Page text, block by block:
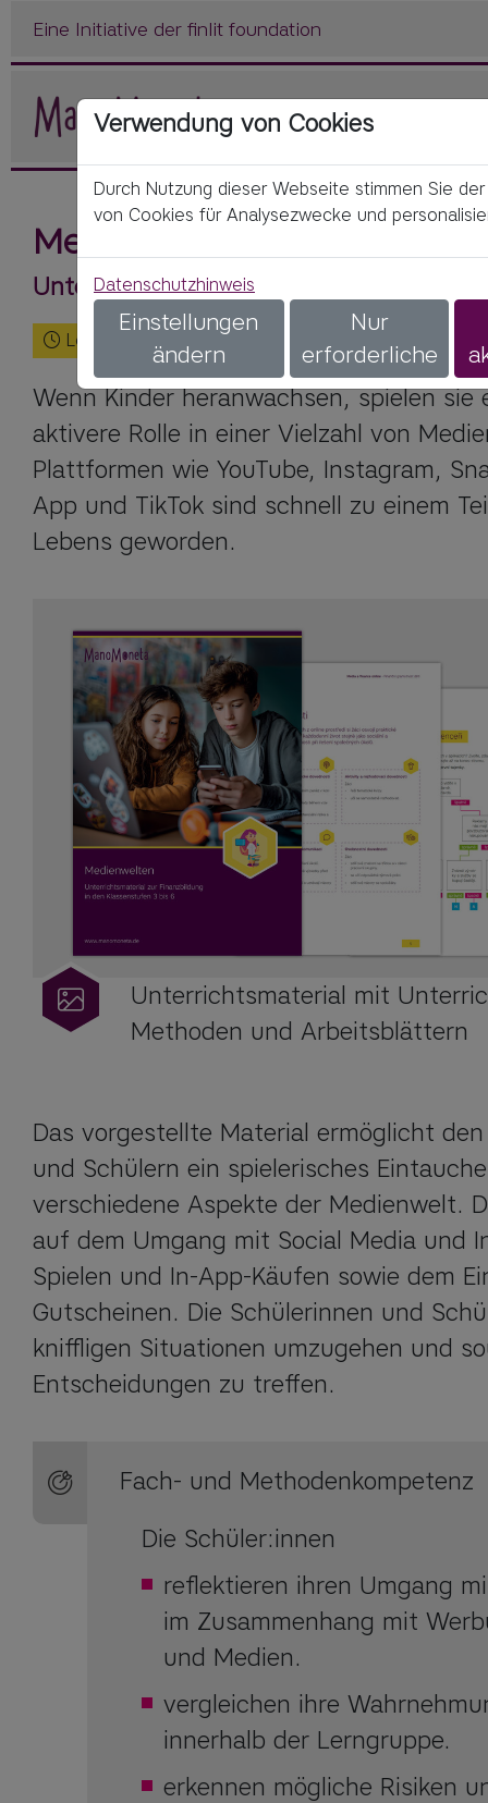
Eine Initiative der finlit foundation
Medienwelten
Unterrichtsmaterial für 90 Minuten
Lesezeit: Minuten
Wenn Kinder heranwachsen, spielen sie
aktivere Rolle in einer Vielzahl von
Plattformen wie YouTube, Instagram,
App und TikTok sind schnell zu einem
Lebens geworden.
Unterrichtsmaterial mit
Methoden und Arbeitsblättern
Das vorgestellte Material ermöglicht
und Schülern ein spielerisches
verschiedene Aspekte der Medienwelt.
auf dem Umgang mit Social Media und
Spielen und In-App-Käufen sowie dem
Gutscheinen. Die Schülerinnen und
kniffligen Situationen umzugehen und
Entscheidungen zu treffen.
Fach- und Methodenkompetenz
Die Schüler:innen
reflektieren ihren Umgang
im Zusammenhang mit
und Medien.
vergleichen ihre
innerhalb der Lerngruppe.
erkennen mögliche Risiken
Verwendung von Cookies
Durch Nutzung dieser Webseite stimmen Sie
von Cookies für Analysezwecke und
Datenschutzhinweis
Einstellungen
ändern
Nur
erforderliche